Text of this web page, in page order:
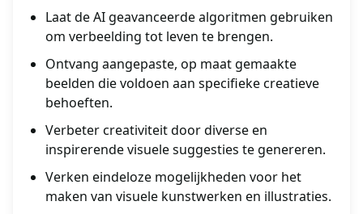
Laat de AI geavanceerde algoritmen gebruiken
om verbeelding tot leven te brengen.
Ontvang aangepaste, op maat gemaakte
beelden die voldoen aan specifieke creatieve
behoeften.
Verbeter creativiteit door diverse en
inspirerende visuele suggesties te genereren.
Verken eindeloze mogelijkheden voor het
maken van visuele kunstwerken en illustraties.